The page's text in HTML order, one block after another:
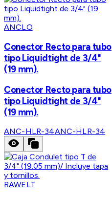
ANCLO
Conector Recto para tubo
tipo Liquidtight de 3/4"
(19 mm).
Conector Recto para tubo
tipo Liquidtight de 3/4"
(19 mm).
ANC-HLR-34ANC-HLR-34
RAWELT